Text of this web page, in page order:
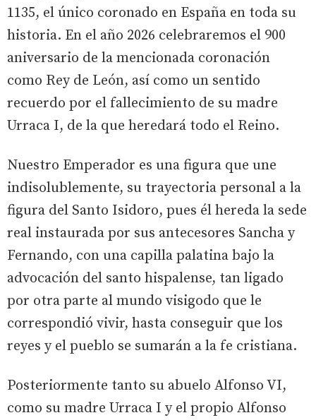
1135, el único coronado en España en toda su
historia. En el año 2026 celebraremos el 900
aniversario de la mencionada coronación
como Rey de León, así como un sentido
recuerdo por el fallecimiento de su madre
Urraca I, de la que heredará todo el Reino.
Nuestro Emperador es una figura que une
indisolublemente, su trayectoria personal a la
figura del Santo Isidoro, pues él hereda la sede
real instaurada por sus antecesores Sancha y
Fernando, con una capilla palatina bajo la
advocación del santo hispalense, tan ligado
por otra parte al mundo visigodo que le
correspondió vivir, hasta conseguir que los
reyes y el pueblo se sumarán a la fe cristiana.
Posteriormente tanto su abuelo Alfonso VI,
como su madre Urraca I y el propio Alfonso